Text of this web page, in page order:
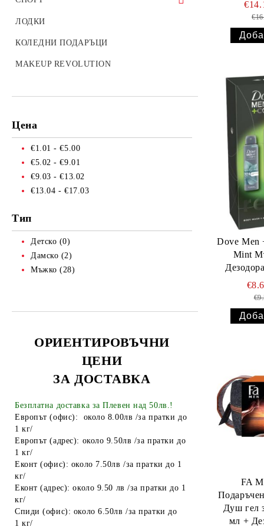
ДРУГИ
ДРУГИ
Джапанки
Домашни чехли
Топлинки
Алуминиево фолио
Чували за смет
Найлонови торбички и пликове
Спирт
Други
Запалки
Точило за ножове и ножици
Парти Артикули торти тържества
АКСЕСОАРИ ЗА КОСА
Фиби, шноли, ластици
Ножици
Ръкавици
АКСЕСОАРИ ЗА ГЪЛЪБИ
Термометри
Стетоскопи
Риболов
Туризъм
ЛОДКИ
КОЛЕДНИ ПОДАРЪЦИ
MAKEUP REVOLUTION
Цена
€1.01 - €5.00
€5.02 - €9.01
€9.03 - €13.02
€13.04 - €17.03
Тип
Детско (0)
Дамско (2)
Мъжко (28)
ОРИЕНТИРОВЪЧНИ
ЦЕНИ
ЗА ДОСТАВКА
Безплатна доставка за Плевен над 50лв.!
Европът (офис): около 8.00лв /за пратки до
1 кг/
Европът (адрес): около 9.50лв /за пратки до
1 кг/
Еконт (офис): около 7.50лв /за пратки до 1
кг/
Еконт (адрес): около 9.50 лв /за пратки до 1
кг/
Спиди (офис): около 6.50лв /за пратки до
1 кг/
Dove Men
Mint
гел 250
FA
Душ гел
мл +